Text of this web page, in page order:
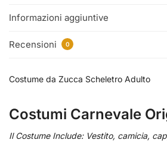
Informazioni aggiuntive
Recensioni 0
Costume da Zucca Scheletro Adulto
Costumi Carnevale
Il Costume Include: Vestito, camicia,